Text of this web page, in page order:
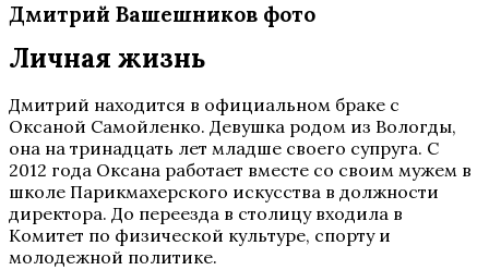
Дмитрий Вашешников фото
Личная жизнь
Дмитрий находится в официальном браке с
Оксаной Самойленко. Девушка родом из Вологды,
она на тринадцать лет младше своего супруга. С
2012 года Оксана работает вместе со своим мужем в
школе Парикмахерского искусства в должности
директора. До переезда в столицу входила в
Комитет по физической культуре, спорту и
молодежной политике.